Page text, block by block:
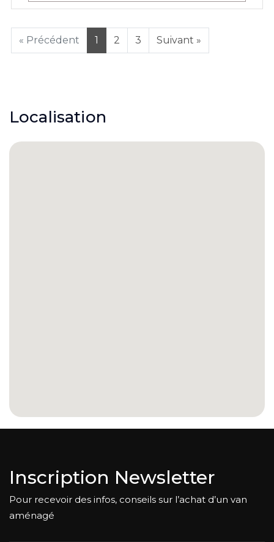
« Précédent 1 2 3 Suivant »
Localisation
Inscription Newsletter
Pour recevoir des infos, conseils sur l’achat d’un van
aménagé